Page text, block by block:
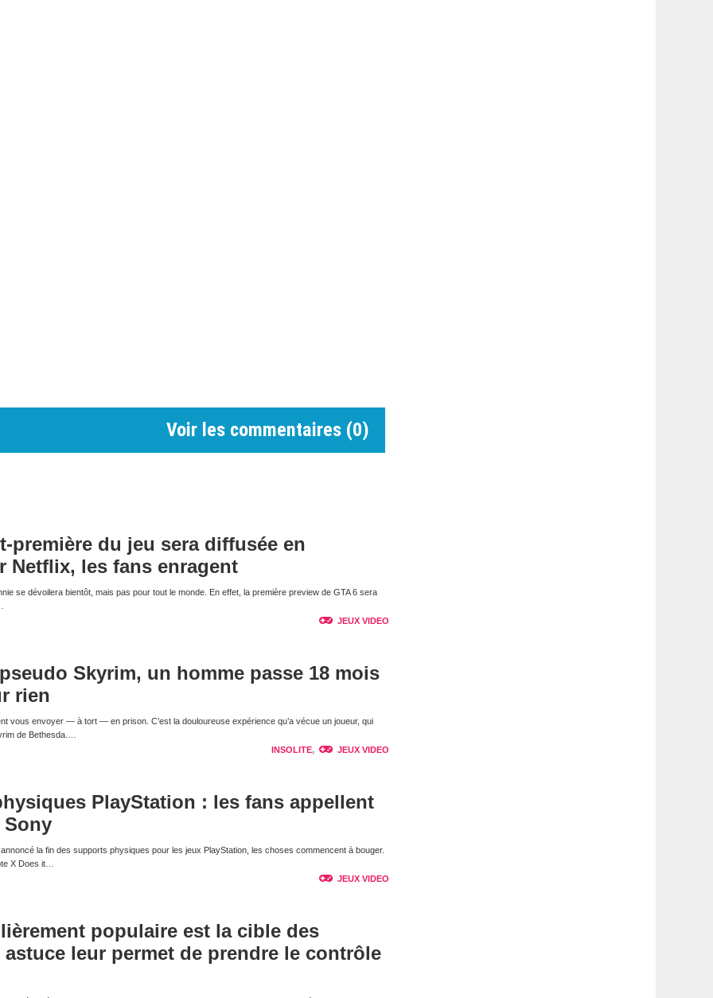
Voir les commentaires (0)
première du jeu sera diffusée en
Netflix, les fans enragent
se dévoilera bientôt, mais pas pour tout le monde. En effet, la première preview de GTA 6 sera
JEUX VIDEO
Skyrim, un homme passe 18 mois
rien
vous envoyer — à tort — en prison. C’est la douloureuse expérience qu’a vécue un joueur, qui
de Bethesda.…
INSOLITE, JEUX VIDEO
PlayStation : les fans appellent
la fin des supports physiques pour les jeux PlayStation, les choses commencent à bouger.
X Does it…
JEUX VIDEO
populaire est la cible des
astuce leur permet de prendre le contrôle